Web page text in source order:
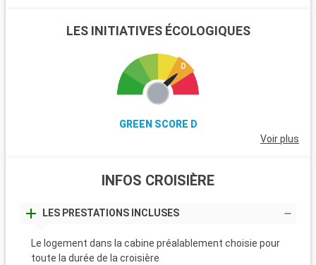
LES INITIATIVES ÉCOLOGIQUES
GREEN SCORE D
Voir plus
INFOS CROISIÈRE
LES PRESTATIONS INCLUSES
Le logement dans la cabine préalablement choisie pour
toute la durée de la croisière